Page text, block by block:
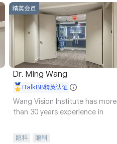
精英会员
Dr. Ming Wang
iTalkBB精英认证
Wang Vision Institute has more
than 30 years experience in
眼科 眼科